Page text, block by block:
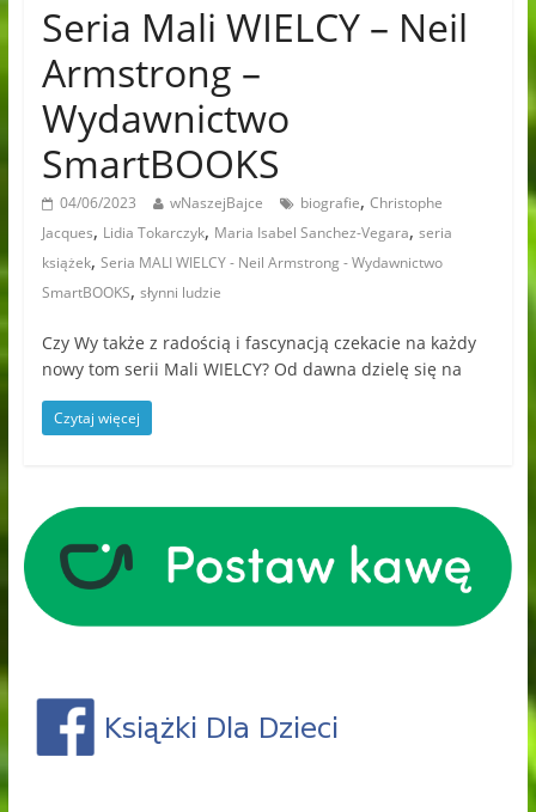
Seria Mali WIELCY – Neil
Armstrong –
Wydawnictwo
SmartBOOKS
04/06/2023 wNaszejBajce biografie, Christophe
Jacques, Lidia Tokarczyk, Maria Isabel Sanchez-Vegara, seria
książek, Seria MALI WIELCY - Neil Armstrong - Wydawnictwo
SmartBOOKS, słynni ludzie
Czy Wy także z radością i fascynacją czekacie na każdy
nowy tom serii Mali WIELCY? Od dawna dzielę się na
Czytaj więcej